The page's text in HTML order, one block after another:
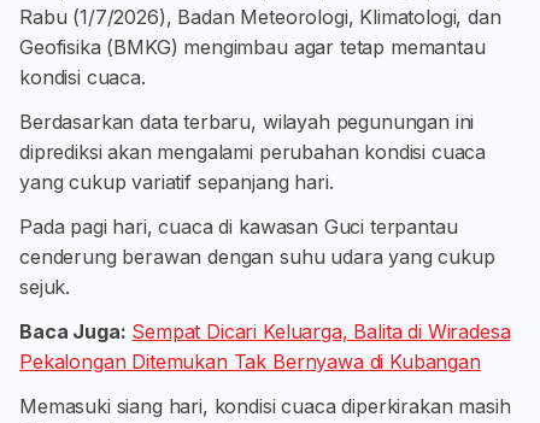
Rabu (1/7/2026), Badan Meteorologi, Klimatologi, dan
Geofisika (BMKG) mengimbau agar tetap memantau
kondisi cuaca.
Berdasarkan data terbaru, wilayah pegunungan ini
diprediksi akan mengalami perubahan kondisi cuaca
yang cukup variatif sepanjang hari.
Pada pagi hari, cuaca di kawasan Guci terpantau
cenderung berawan dengan suhu udara yang cukup
sejuk.
Baca Juga: Sempat Dicari Keluarga, Balita di Wiradesa
Pekalongan Ditemukan Tak Bernyawa di Kubangan
Memasuki siang hari, kondisi cuaca diperkirakan masih